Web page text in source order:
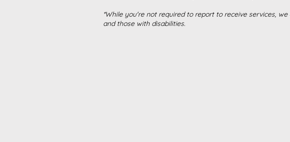
*While you're not required to report to receive services,
and those with disabilities.